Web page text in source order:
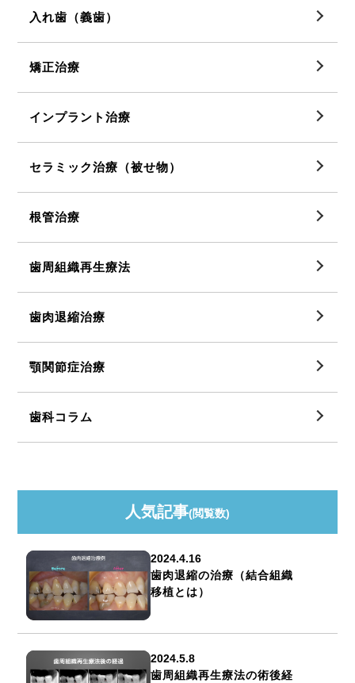
入れ歯（義歯）
矯正治療
インプラント治療
セラミック治療（被せ物）
根管治療
歯周組織再生療法
歯肉退縮治療
顎関節症治療
歯科コラム
人気記事(閲覧数)
2024.4.16
歯肉退縮の治療（結合組織
移植とは）
2024.5.8
歯周組織再生療法の術後経